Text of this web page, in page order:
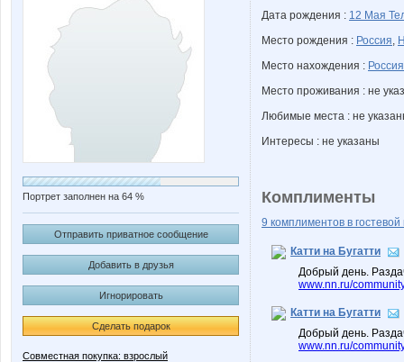
Портрет заполнен на 64 %
Отправить приватное сообщение
Добавить в друзья
Игнорировать
Сделать подарок
Совместная покупка: взрослый
Дата рождения : 12 Мая
Место рождения : Россия,
Место нахождения : Россия
Место проживания : не
Любимые места : не
Интересы : не указаны
Комплименты
9 комплиментов в гостевой
Катти на Бугатти
Добрый день.
www.nn.ru/
Катти на Бугатти
Добрый день.
www.nn.ru/